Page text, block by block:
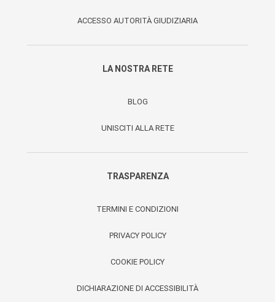
ACCESSO AUTORITÀ GIUDIZIARIA
LA NOSTRA RETE
BLOG
UNISCITI ALLA RETE
TRASPARENZA
TERMINI E CONDIZIONI
PRIVACY POLICY
COOKIE POLICY
DICHIARAZIONE DI ACCESSIBILITÀ